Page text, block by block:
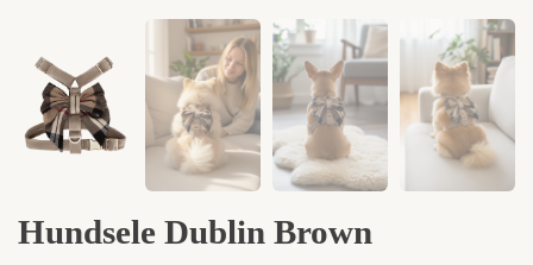
Hundsele Dublin Brown